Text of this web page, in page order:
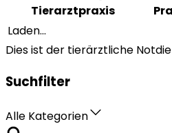
Tierarztpraxis
Laden...
Dies ist der tierärztliche
Suchfilter
Alle Kategorien